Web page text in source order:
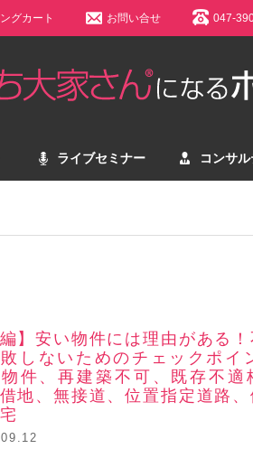
グカート お問い合せ 047-
ライブセミナー コンサ
編】安い物件には理由がある
しないためのチェックポイ
件、再建築不可、既存不適
地、無接道、位置指定道路、